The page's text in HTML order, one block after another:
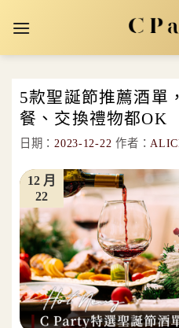
5款聖誕節推薦酒單
餐、交換禮物都OK
日期：2023-12-22 作者：
22
12 月